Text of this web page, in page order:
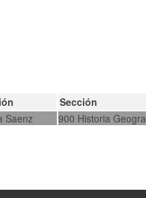
Sección
Saenz 900 Historia